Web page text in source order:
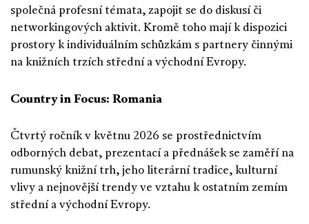
společná profesní témata, zapojit se do diskusí či
networkingových aktivit. Kromě toho mají k dispozici
prostory k individuálním schůzkám s partnery činnými
na knižních trzích střední a východní Evropy.
Country in Focus: Romania
Čtvrtý ročník v květnu 2026 se prostřednictvím
odborných debat, prezentací a přednášek se zaměří na
rumunský knižní trh, jeho literární tradice, kulturní
vlivy a nejnovější trendy ve vztahu k ostatním zemím
střední a východní Evropy.